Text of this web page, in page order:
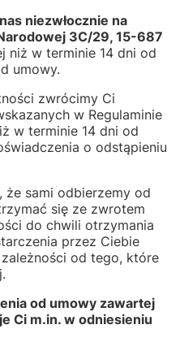
niezwłocznie na
3C/29, 15-687
niż w terminie 14 dni od
umowy.
zwrócimy Ci
w Regulaminie
w terminie 14 dni od
o odstąpieniu
że sami odbierzemy od
się ze zwrotem
do chwili otrzymania
przez Ciebie
od tego, które
od umowy zawartej
Ci m.in. w odniesieniu